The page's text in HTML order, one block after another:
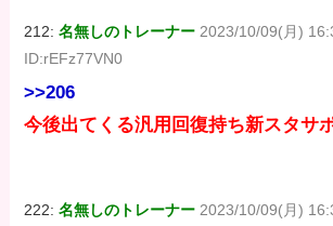
212:名無しのトレーナー 2023/10/09(月)
ID:rEFz77VN0
>>206
今後出てくる汎用回復持ち新スタサ
222:名無しのトレーナー 2023/10/09(月)